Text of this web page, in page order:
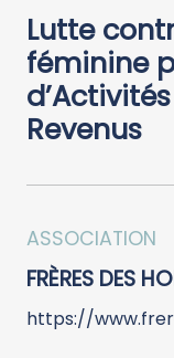
Lutte
féminine
Revenus
ASSOCIATION
FRÈRES DES
https://